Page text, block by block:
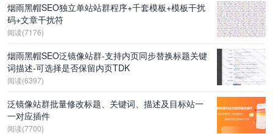
烟雨黑帽SEO独立单站站群程序+千套模板+模板干扰
码+文章干扰符
阅读(7176)
烟雨黑帽SEO泛镜像站群-支持内页同步替换标题关键
词描述-可选择是否保留内页TDK
阅读(6397)
泛镜像站群批量修改标题、关键词、描述及目标站一
一对应插件
阅读(7700)